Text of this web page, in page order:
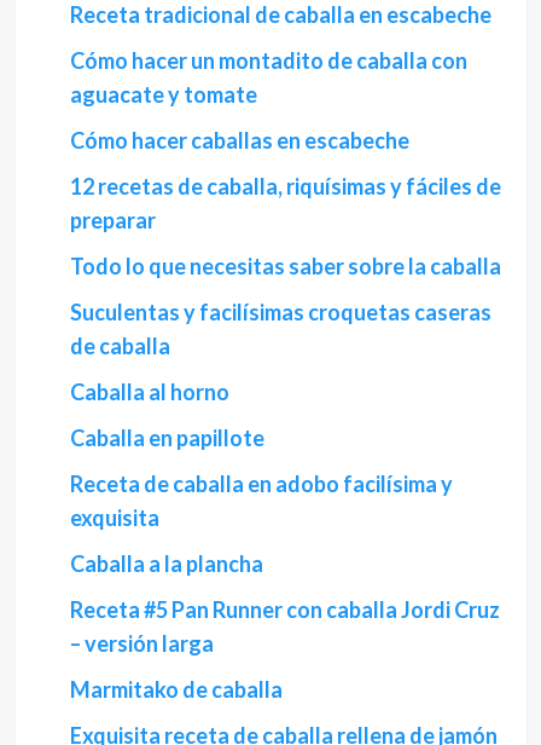
Receta tradicional de caballa en escabeche
Cómo hacer un montadito de caballa con
aguacate y tomate
Cómo hacer caballas en escabeche
12 recetas de caballa, riquísimas y fáciles de
preparar
Todo lo que necesitas saber sobre la caballa
Suculentas y facilísimas croquetas caseras
de caballa
Caballa al horno
Caballa en papillote
Receta de caballa en adobo facilísima y
exquisita
Caballa a la plancha
Receta #5 Pan Runner con caballa Jordi Cruz
– versión larga
Marmitako de caballa
Exquisita receta de caballa rellena de jamón